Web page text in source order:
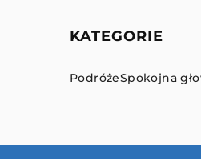
KATEGORIE
PodróżeSpokojna